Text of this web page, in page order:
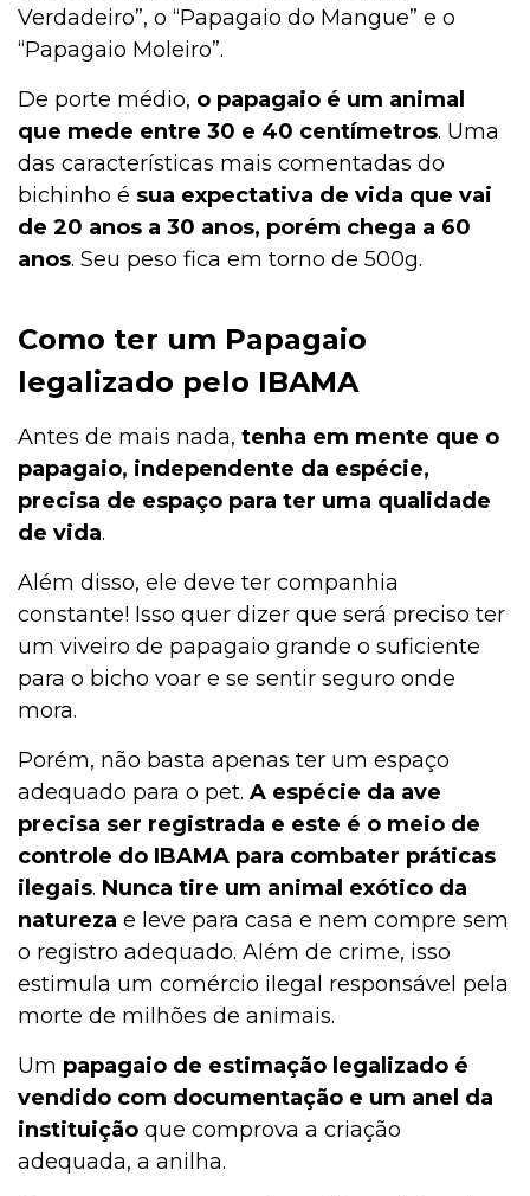
Jardinagem
Institucional
Higiene
Filhote
Curiosidades
Curiosidades
Curiosidades
Curiosidades
Verdadeiro”, o “Papagaio do Mangue” e o
“Papagaio Moleiro”.
De porte médio, o papagaio é um animal
que mede entre 30 e 40 centímetros. Uma
das características mais comentadas do
bichinho é sua expectativa de vida que vai
de 20 anos a 30 anos, porém chega a 60
anos. Seu peso fica em torno de 500g.
Como ter um Papagaio
legalizado pelo IBAMA
Antes de mais nada, tenha em mente que o
papagaio, independente da espécie,
precisa de espaço para ter uma qualidade
de vida.
Além disso, ele deve ter companhia
constante! Isso quer dizer que será preciso ter
um viveiro de papagaio grande o suficiente
para o bicho voar e se sentir seguro onde
mora.
Porém, não basta apenas ter um espaço
adequado para o pet. A espécie da ave
precisa ser registrada e este é o meio de
controle do IBAMA para combater práticas
ilegais. Nunca tire um animal exótico da
natureza e leve para casa e nem compre sem
o registro adequado. Além de crime, isso
estimula um comércio ilegal responsável pela
morte de milhões de animais.
Um papagaio de estimação legalizado é
vendido com documentação e um anel da
instituição que comprova a criação
adequada, a anilha.